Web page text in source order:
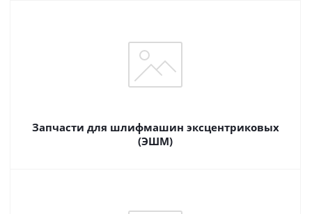
Запчасти для шлифмашин эксцентриковых
(ЭШМ)